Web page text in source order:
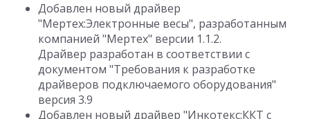
Добавлен новый драйвер
"Мертех:Электронные весы", разработанным
компанией "Мертех" версии 1.1.2.
Драйвер разработан в соответствии с
документом "Требования к разработке
драйверов подключаемого оборудования"
версия 3.9
Добавлен новый драйвер "Инкотекс:ККТ с